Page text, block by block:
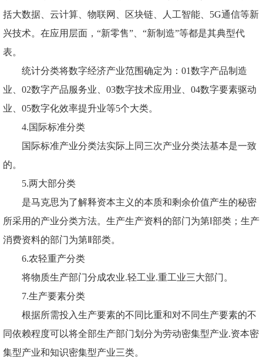
括大数据、云计算、物联网、区块链、人工智能、 5G通信等新
兴技术。在应用层面，“新零售”、“新制造”等都是其典型代
表。
统计分类将数字经济产业范围确定为： 01数字产品制造
业、02数字产品服务业、03数字技术应用业、04数字要素驱动
业、05数字化效率提升业等5个大类。
4.国际标准分类
国际标准产业分类法实际上同三次产业分类法基本是一致
的。
5.两大部分类
是马克思为了解释资本主义的本质和剩余价值产生的秘密
所采用的产业分类方法。生产生产资料的部门为第 Ⅰ部类；生产
消费资料的部门为第Ⅱ部类。
6.农轻重产分类
将物质生产部门分成农业.轻工业.重工业三大部门。
7.生产要素分类
根据所需投入生产要素的不同比重和对不同生产要素的不
同依赖程度可以将全部生产部门划分为劳动密集型产业.资本密
集型产业和知识密集型产业三类。